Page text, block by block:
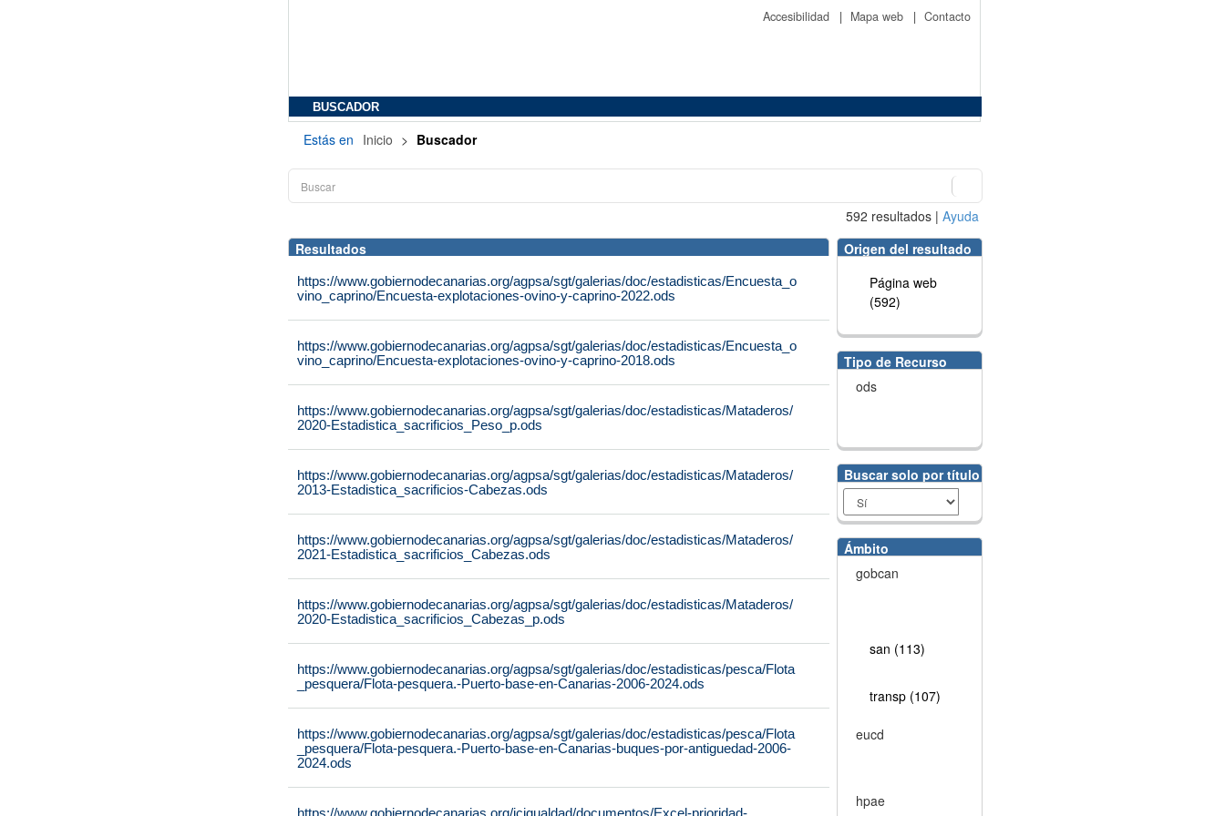
Accesibilidad | Mapa web | Contacto
BUSCADOR
Estás en Inicio > Buscador
592 resultados | Ayuda
Resultados
https://www.gobiernodecanarias.org/agpsa/sgt/galerias/doc/estadisticas/Encuesta_o
vino_caprino/Encuesta-explotaciones-ovino-y-caprino-2022.ods
https://www.gobiernodecanarias.org/agpsa/sgt/galerias/doc/estadisticas/Encuesta_o
vino_caprino/Encuesta-explotaciones-ovino-y-caprino-2018.ods
https://www.gobiernodecanarias.org/agpsa/sgt/galerias/doc/estadisticas/Mataderos/
2020-Estadistica_sacrificios_Peso_p.ods
https://www.gobiernodecanarias.org/agpsa/sgt/galerias/doc/estadisticas/Mataderos/
2013-Estadistica_sacrificios-Cabezas.ods
https://www.gobiernodecanarias.org/agpsa/sgt/galerias/doc/estadisticas/Mataderos/
2021-Estadistica_sacrificios_Cabezas.ods
https://www.gobiernodecanarias.org/agpsa/sgt/galerias/doc/estadisticas/Mataderos/
2020-Estadistica_sacrificios_Cabezas_p.ods
https://www.gobiernodecanarias.org/agpsa/sgt/galerias/doc/estadisticas/pesca/Flota
_pesquera/Flota-pesquera.-Puerto-base-en-Canarias-2006-2024.ods
https://www.gobiernodecanarias.org/agpsa/sgt/galerias/doc/estadisticas/pesca/Flota
_pesquera/Flota-pesquera.-Puerto-base-en-Canarias-buques-por-antiguedad-2006-
2024.ods
https://www.gobiernodecanarias.org/icigualdad/documentos/Excel-prioridad-
Origen del resultado
Página web
(592)
Tipo de Recurso
ods
Buscar solo por título
Ámbito
gobcan
san (113)
transp (107)
eucd
hpae